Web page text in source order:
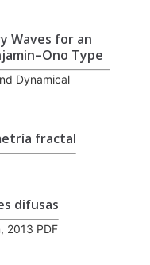
Waves for an
Type
Dynamical
fractal
difusas
2013 PDF